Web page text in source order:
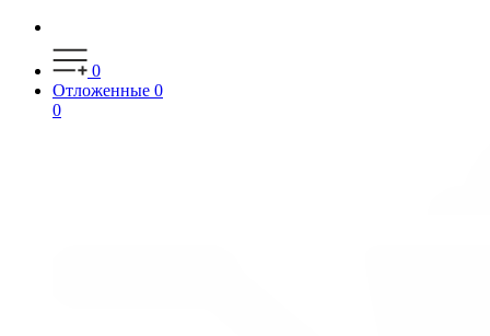
0
Отложенные 0
0